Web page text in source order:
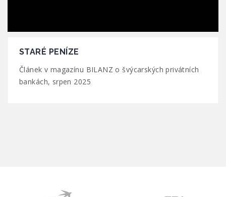
STARÉ PENÍZE
Článek v magazínu BILANZ o švýcarských privátních
bankách, srpen 2025